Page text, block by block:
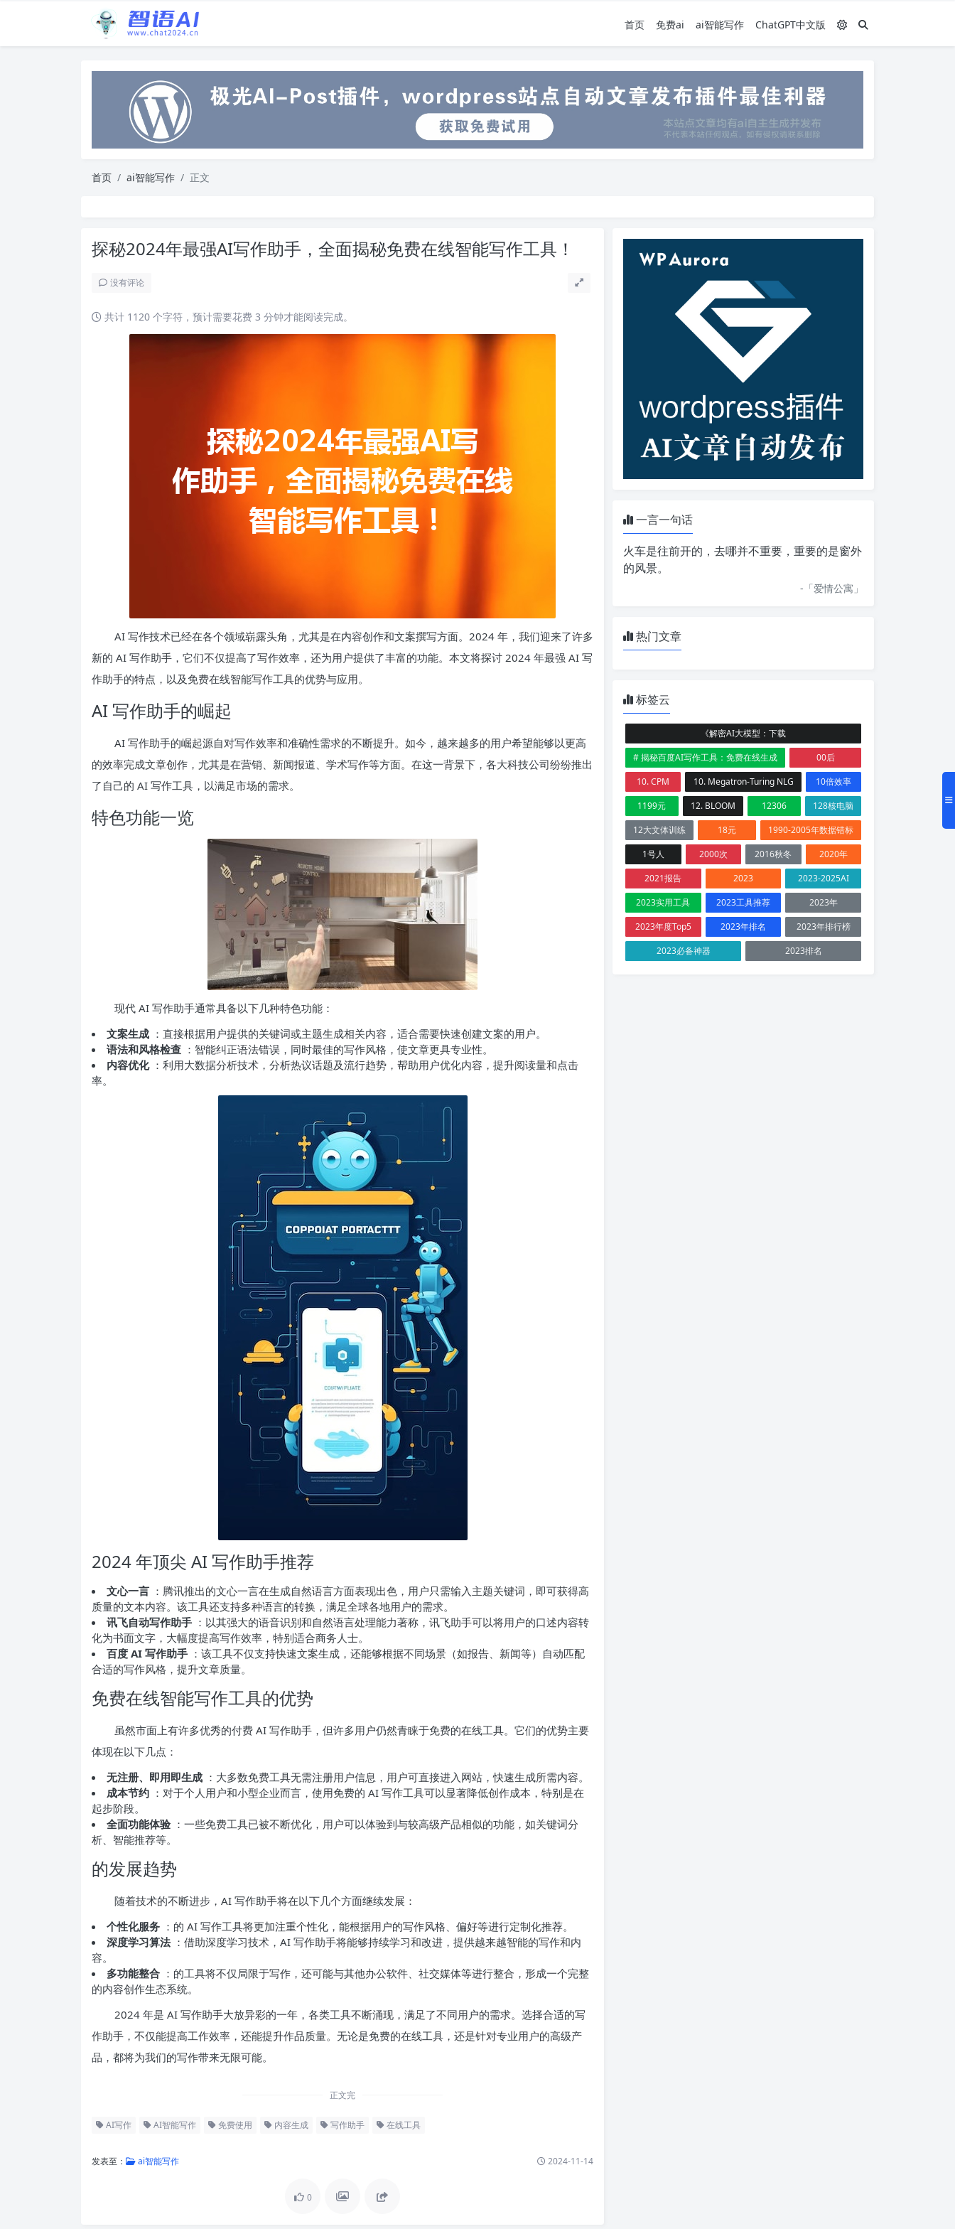
首页 免费ai ai智能写作 ChatGPT中文版
首页 ai智能写作 正文
探秘2024年最强AI写作助手，全面揭秘免费在线智能写作工具！
没有评论
共计 1120 个字符，预计需要花费 3 分钟才能阅读完成。
AI 写作技术已经在各个领域崭露头角，尤其是在内容创作和文案撰写方面。2024 年，我们迎来了许多
新的 AI 写作助手，它们不仅提高了写作效率，还为用户提供了丰富的功能。本文将探讨 2024 年最强 AI 写
作助手的特点，以及免费在线智能写作工具的优势与应用。
AI 写作助手的崛起
AI 写作助手的崛起源自对写作效率和准确性需求的不断提升。如今，越来越多的用户希望能够以更高
的效率完成文章创作，尤其是在营销、新闻报道、学术写作等方面。在这一背景下，各大科技公司纷纷推出
了自己的 AI 写作工具，以满足市场的需求。
特色功能一览
现代 AI 写作助手通常具备以下几种特色功能：
文案生成 ：直接根据用户提供的关键词或主题生成相关内容，适合需要快速创建文案的用户。
语法和风格检查 ：智能纠正语法错误，同时最佳的写作风格，使文章更具专业性。
内容优化 ：利用大数据分析技术，分析热议话题及流行趋势，帮助用户优化内容，提升阅读量和点击
率。
2024 年顶尖 AI 写作助手推荐
文心一言 ：腾讯推出的文心一言在生成自然语言方面表现出色，用户只需输入主题关键词，即可获得高
质量的文本内容。该工具还支持多种语言的转换，满足全球各地用户的需求。
讯飞自动写作助手 ：以其强大的语音识别和自然语言处理能力著称，讯飞助手可以将用户的口述内容转
化为书面文字，大幅度提高写作效率，特别适合商务人士。
百度 AI 写作助手 ：该工具不仅支持快速文案生成，还能够根据不同场景（如报告、新闻等）自动匹配
合适的写作风格，提升文章质量。
免费在线智能写作工具的优势
虽然市面上有许多优秀的付费 AI 写作助手，但许多用户仍然青睐于免费的在线工具。它们的优势主要
体现在以下几点：
无注册、即用即生成 ：大多数免费工具无需注册用户信息，用户可直接进入网站，快速生成所需内容。
成本节约 ：对于个人用户和小型企业而言，使用免费的 AI 写作工具可以显著降低创作成本，特别是在
起步阶段。
全面功能体验 ：一些免费工具已被不断优化，用户可以体验到与较高级产品相似的功能，如关键词分
析、智能推荐等。
的发展趋势
随着技术的不断进步，AI 写作助手将在以下几个方面继续发展：
个性化服务 ：的 AI 写作工具将更加注重个性化，能根据用户的写作风格、偏好等进行定制化推荐。
深度学习算法 ：借助深度学习技术，AI 写作助手将能够持续学习和改进，提供越来越智能的写作和内
容。
多功能整合 ：的工具将不仅局限于写作，还可能与其他办公软件、社交媒体等进行整合，形成一个完整
的内容创作生态系统。
2024 年是 AI 写作助手大放异彩的一年，各类工具不断涌现，满足了不同用户的需求。选择合适的写
作助手，不仅能提高工作效率，还能提升作品质量。无论是免费的在线工具，还是针对专业用户的高级产
品，都将为我们的写作带来无限可能。
正文完
AI写作 AI智能写作 免费使用 内容生成 写作助手 在线工具
发表至： ai智能写作 2024-11-14
0
一言一句话
火车是往前开的，去哪并不重要，重要的是窗外
的风景。
-「爱情公寓 」
热门文章
标签云
《解密AI大模型：下载
# 揭秘百度AI写作工具：免费在线生成
00后
10. CPM
10. Megatron-Turing NLG
10倍效率
1199元
12. BLOOM 12306
128核电脑
12大文体训练
18元
1990-2005年数据错标
1号人
2000次 2016秋冬
2020年
2021报告
2023
2023-2025AI
2023实用工具
2023工具推荐
2023年
2023年度Top5
2023年排名
2023年排行榜
2023必备神器
2023排名